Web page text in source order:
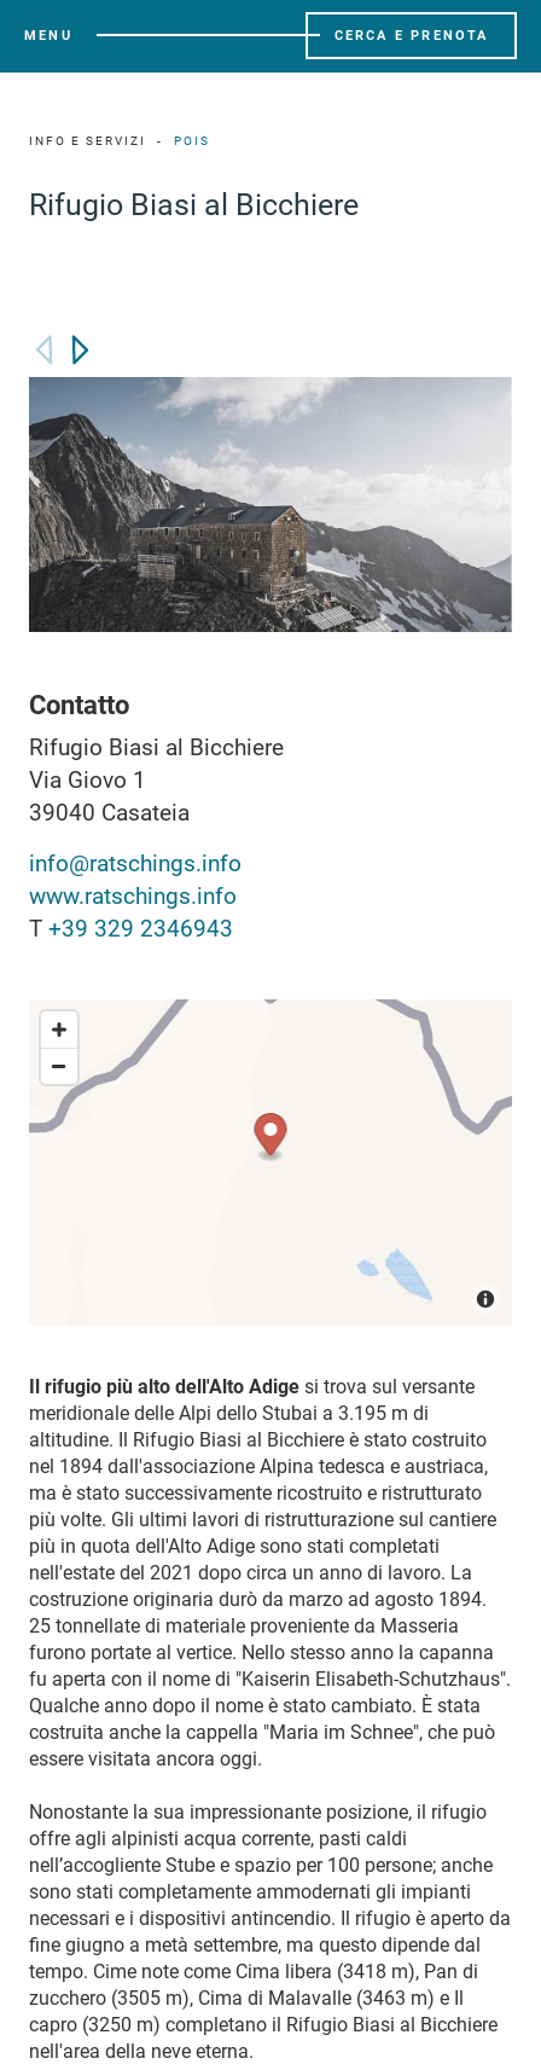
MENU CERCA E PRENOTA
INFO E SERVIZI POIS
Rifugio Biasi al Bicchiere
Contatto
Rifugio Biasi al Bicchiere
Via Giovo 1
39040 Casateia
info@ratschings.info
www.ratschings.info
T +39 329 2346943
Il rifugio più alto dell'Alto Adige si trova sul versante
meridionale delle Alpi dello Stubai a 3.195 m di
altitudine. Il Rifugio Biasi al Bicchiere è stato costruito
nel 1894 dall'associazione Alpina tedesca e austriaca,
ma è stato successivamente ricostruito e ristrutturato
più volte. Gli ultimi lavori di ristrutturazione sul cantiere
più in quota dell'Alto Adige sono stati completati
nell'estate del 2021 dopo circa un anno di lavoro. La
costruzione originaria durò da marzo ad agosto 1894.
25 tonnellate di materiale proveniente da Masseria
furono portate al vertice. Nello stesso anno la capanna
fu aperta con il nome di "Kaiserin Elisabeth-Schutzhaus".
Qualche anno dopo il nome è stato cambiato. È stata
costruita anche la cappella "Maria im Schnee", che può
essere visitata ancora oggi.
Nonostante la sua impressionante posizione, il rifugio
offre agli alpinisti acqua corrente, pasti caldi
nell’accogliente Stube e spazio per 100 persone; anche
sono stati completamente ammodernati gli impianti
necessari e i dispositivi antincendio. Il rifugio è aperto da
fine giugno a metà settembre, ma questo dipende dal
tempo. Cime note come Cima libera (3418 m), Pan di
zucchero (3505 m), Cima di Malavalle (3463 m) e Il
capro (3250 m) completano il Rifugio Biasi al Bicchiere
nell'area della neve eterna.